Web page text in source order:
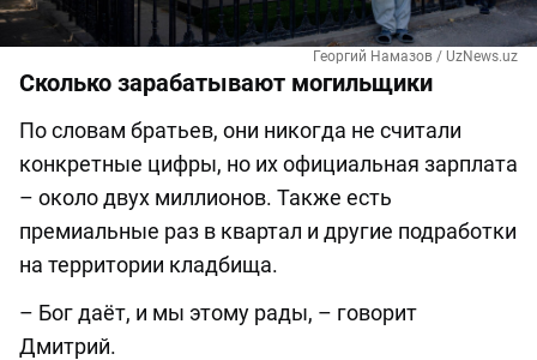
Георгий Намазов / UzNews.uz
Сколько зарабатывают могильщики
По словам братьев, они никогда не считали
конкретные цифры, но их официальная зарплата
– около двух миллионов. Также есть
премиальные раз в квартал и другие подработки
на территории кладбища.
– Бог даёт, и мы этому рады, – говорит
Дмитрий.